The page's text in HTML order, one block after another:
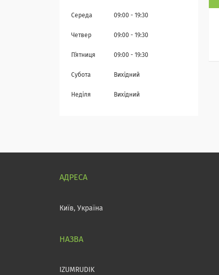
Середа 09:00 19:30
Четвер 09:00 19:30
Пʼятниця 09:00 19:30
Субота Вихідний
Неділя Вихідний
Київ, Україна
IZUMRUDIK